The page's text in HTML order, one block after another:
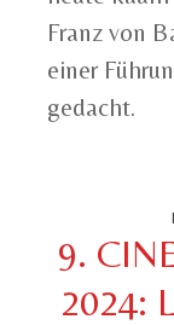
Franz von
einer
gedacht.
9.
2024: